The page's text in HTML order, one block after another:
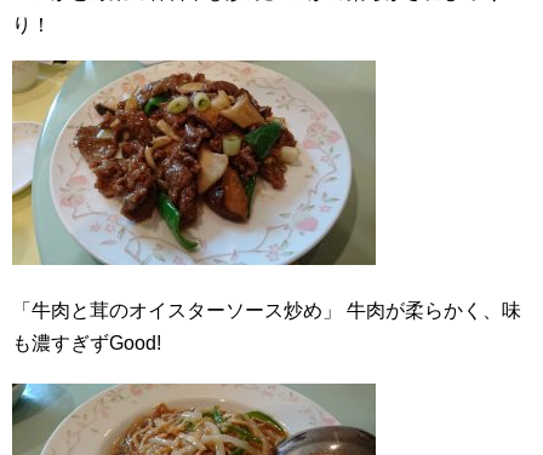
り！
「牛肉と茸のオイスターソース炒め」
牛肉が柔らかく、味
も濃すぎずGood!